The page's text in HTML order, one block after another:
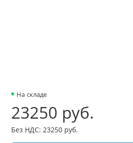
На складе
23250 руб.
Без НДС: 23250 руб.